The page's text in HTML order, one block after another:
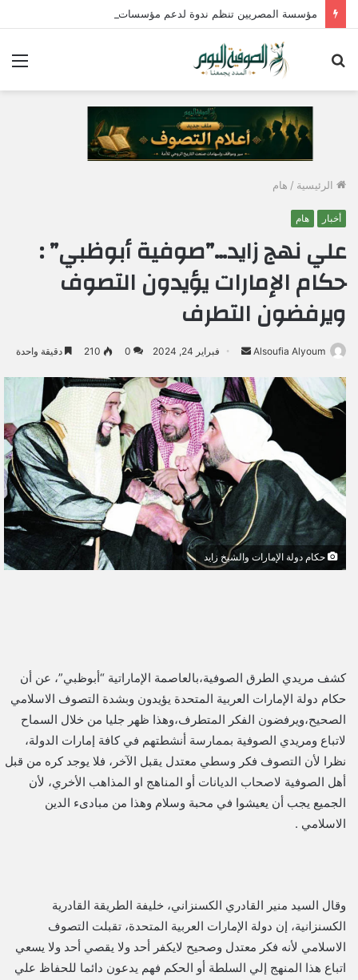
الرئيسية / هام
أخبار هام
علي نهج زايد…”صوفية أبوظبي” :
حكام الإمارات يؤيدون التصوف
ويرفضون التطرف
Alsoufia Alyoum
س
ل
ي
د
إ
ل
ك
ا
فبراير 24, 2024 0
210 دقيقة واحدة
حكام دولة الإمارات والشيخ زايد
كشف مريدي الطرق الصوفية،بالعاصمة الإماراتية “أبوظبي”، عن أن
حكام دولة الإمارات العربية المتحدة يؤيدون وبشدة التصوف الاسلامي
الصحيح،ويرفضون الفكر المتطرف،وهذا ظهر جليا من خلال السماح
لاتباع ومريدي الصوفية بممارسة أنشطتهم في كافة إمارات الدولة،
نظرا لأن التصوف فكر وسطي معتدل يقبل الآخر، فلا يوجد كره من قبل
أهل الصوفية لاصحاب الديانات أو المناهج او المذاهب الأخري، لأن
الجميع يجب أن يعيشوا في محبة وسلام وهذا من مبادىء الدين
الاسلامي .
وقال السيد منير القادري الكسنزاني، خليفة الطريقة القادرية
الكسنزانية، إن دولة الإمارات العربية المتحدة، تقبلت التصوف
الاسلامي لأنه فكر معتدل وصحيح لايكفر أحد ولا يقصي أحد ولا يسعي
اتباع هذا المنهج إلي السلطة أو الحكم فهم يدعون دائما للحفاظ علي